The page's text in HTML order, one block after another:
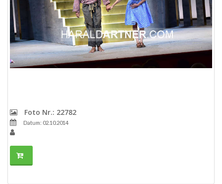
Foto Nr.: 22782
Datum: 02.10.2014